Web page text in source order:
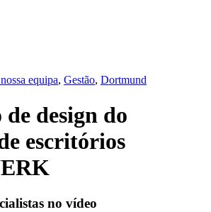
equipa, Gestão, Dortmund
design do
escritórios
no vídeo